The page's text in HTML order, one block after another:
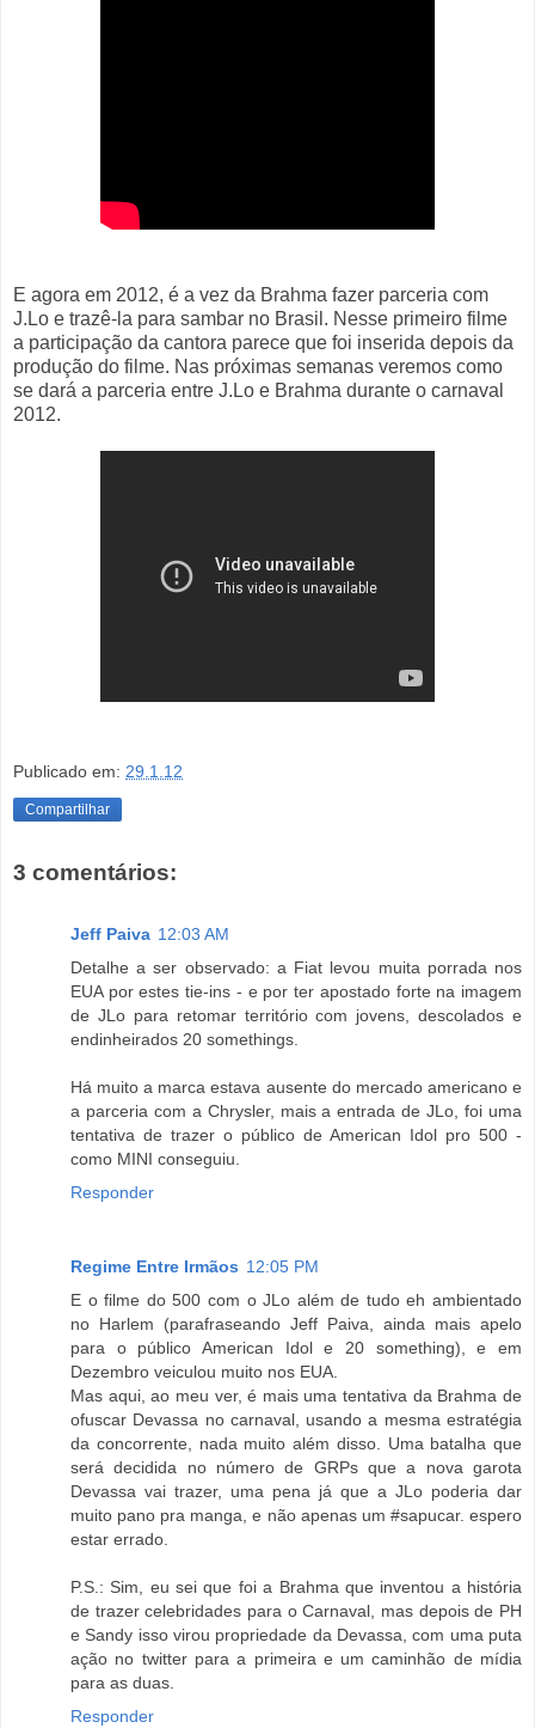
E agora em 2012, é a vez da Brahma fazer parceria com
J.Lo e trazê-la para sambar no Brasil. Nesse primeiro filme
a participação da cantora parece que foi inserida depois da
produção do filme. Nas próximas semanas veremos como
se dará a parceria entre J.Lo e Brahma durante o carnaval
2012.
Publicado em: 29.1.12
Compartilhar
3 comentários:
Jeff Paiva 12:03 AM
Detalhe a ser observado: a Fiat levou muita porrada nos
EUA por estes tie-ins - e por ter apostado forte na imagem
de JLo para retomar território com jovens, descolados e
endinheirados 20 somethings.
Há muito a marca estava ausente do mercado americano e
a parceria com a Chrysler, mais a entrada de JLo, foi uma
tentativa de trazer o público de American Idol pro 500 -
como MINI conseguiu.
Responder
Regime Entre Irmãos 12:05 PM
E o filme do 500 com o JLo além de tudo eh ambientado
no Harlem (parafraseando Jeff Paiva, ainda mais apelo
para o público American Idol e 20 something), e em
Dezembro veiculou muito nos EUA.
Mas aqui, ao meu ver, é mais uma tentativa da Brahma de
ofuscar Devassa no carnaval, usando a mesma estratégia
da concorrente, nada muito além disso. Uma batalha que
será decidida no número de GRPs que a nova garota
Devassa vai trazer, uma pena já que a JLo poderia dar
muito pano pra manga, e não apenas um #sapucar. espero
estar errado.
P.S.: Sim, eu sei que foi a Brahma que inventou a história
de trazer celebridades para o Carnaval, mas depois de PH
e Sandy isso virou propriedade da Devassa, com uma puta
ação no twitter para a primeira e um caminhão de mídia
para as duas.
Responder